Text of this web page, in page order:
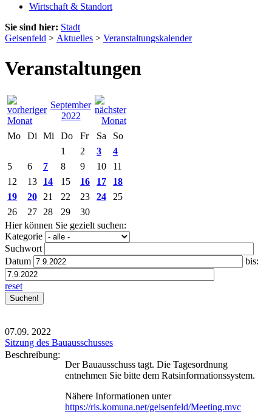
Wirtschaft & Standort
Sie sind hier: Stadt
Geisenfeld > Aktuelles > Veranstaltungskalender
Veranstaltungen
September
2022
Mo
Di Mi Do Fr Sa
So
1
2 3
4
5
6 7 8 9 10
11
12
13 14 15 16 17
18
19
20 21 22 23 24
25
26
27 28 29
30
Hier können Sie gezielt suchen:
Kategorie
Suchwort
Datum
bis:
reset
07.09. 2022
Sitzung des Bauausschusses
Beschreibung:
Der Bauausschuss tagt. Die Tagesordnung
entnehmen Sie bitte dem Ratsinformationssystem.
Nähere Informationen unter
https://ris.komuna.net/geisenfeld/Meeting.mvc